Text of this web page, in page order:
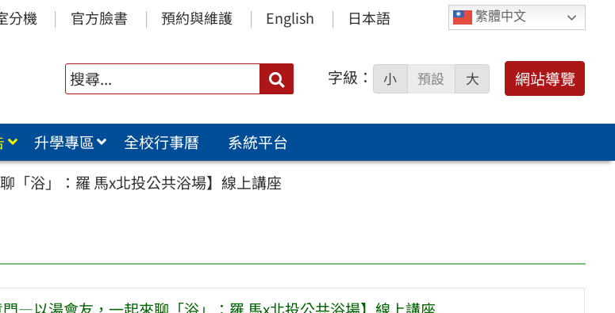
繁體中文
分機 官方臉書 預約與維護 English 日本語
搜
尋：
字級： 小 預設 大 網站導覽
升學專區 全校行事曆
系統平台
「浴」：羅 馬x北投公共浴場】線上講座